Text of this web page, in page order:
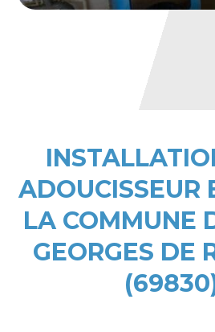
ADOUCISSEUR
LA COMMUNE
GEORGES DE